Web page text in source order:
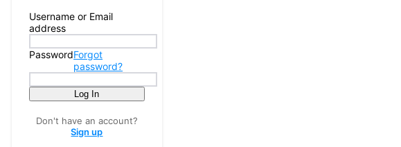
Username or Email
address
PasswordForgot
password?
Log In
Don't have an account?
Sign up